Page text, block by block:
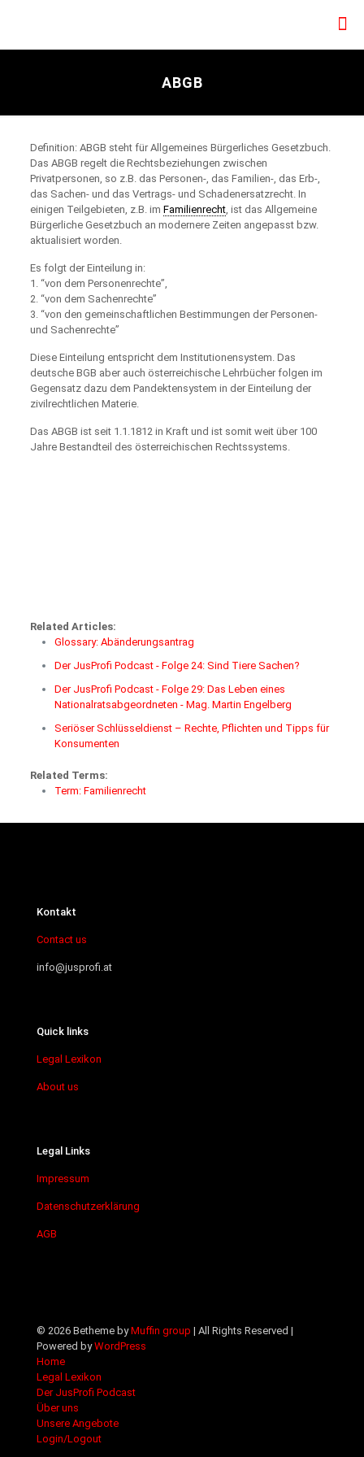
ABGB
Definition: ABGB steht für Allgemeines Bürgerliches Gesetzbuch.
Das ABGB regelt die Rechtsbeziehungen zwischen
Privatpersonen, so z.B. das Personen-, das Familien-, das Erb-,
das Sachen- und das Vertrags- und Schadenersatzrecht. In
einigen Teilgebieten, z.B. im Familienrecht, ist das Allgemeine
Bürgerliche Gesetzbuch an modernere Zeiten angepasst bzw.
aktualisiert worden.
Es folgt der Einteilung in:
1. “von dem Personenrechte”,
2. “von dem Sachenrechte”
3. “von den gemeinschaftlichen Bestimmungen der Personen-
und Sachenrechte”
Diese Einteilung entspricht dem Institutionensystem. Das
deutsche BGB aber auch österreichische Lehrbücher folgen im
Gegensatz dazu dem Pandektensystem in der Einteilung der
zivilrechtlichen Materie.
Das ABGB ist seit 1.1.1812 in Kraft und ist somit weit über 100
Jahre Bestandteil des österreichischen Rechtssystems.
Related Articles:
Glossary: Abänderungsantrag
Der JusProfi Podcast - Folge 24: Sind Tiere Sachen?
Der JusProfi Podcast - Folge 29: Das Leben eines
Nationalratsabgeordneten - Mag. Martin Engelberg
Seriöser Schlüsseldienst – Rechte, Pflichten und Tipps für
Konsumenten
Related Terms:
Term: Familienrecht
Kontakt
Contact us
info@jusprofi.at
Quick links
Legal Lexikon
About us
Legal Links
Impressum
Datenschutzerklärung
AGB
© 2026 Betheme byMuffin group | All Rights Reserved |
Powered byWordPress
Home
Legal Lexikon
Der JusProfi Podcast
Über uns
Unsere Angebote
Login/Logout